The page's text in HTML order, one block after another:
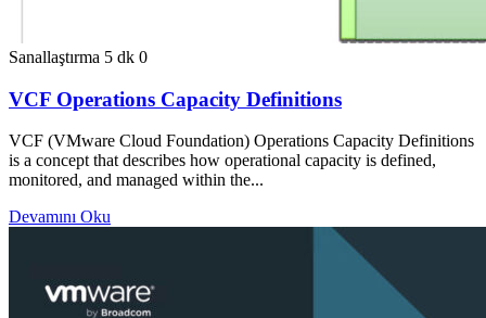
Sanallaştırma 5 dk 0
VCF Operations Capacity Definitions
VCF (VMware Cloud Foundation) Operations Capacity Definitions
is a concept that describes how operational capacity is defined,
monitored, and managed within the...
Devamını Oku